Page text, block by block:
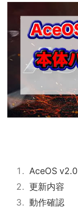
AceOS v2.0
更新内容
動作確認